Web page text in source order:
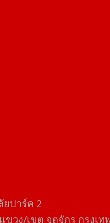
ยปาร์ค​ 2
วง/เขต​ จตุจักร​ กรุงเท